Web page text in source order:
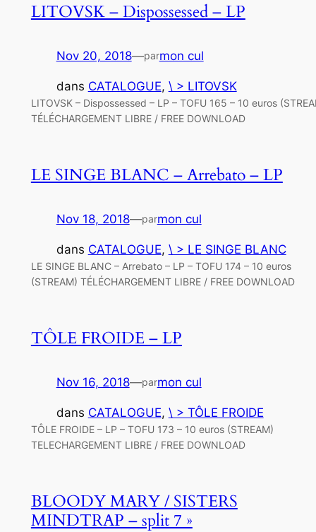
LITOVSK – Dispossessed – LP
Nov 20, 2018—parmon cul
dans CATALOGUE, \ > LITOVSK
LITOVSK – Dispossessed – LP – TOFU 165 – 10 euros
TÉLÉCHARGEMENT LIBRE / FREE DOWNLOAD
LE SINGE BLANC – Arrebato – LP
Nov 18, 2018—parmon cul
dans CATALOGUE, \ > LE SINGE BLANC
LE SINGE BLANC – Arrebato – LP – TOFU 174 – 10 euros
(STREAM) TÉLÉCHARGEMENT LIBRE / FREE DOWNLOAD
TÔLE FROIDE – LP
Nov 16, 2018—parmon cul
dans CATALOGUE, \ > TÔLE FROIDE
TÔLE FROIDE – LP – TOFU 173 – 10 euros (STREAM)
TELECHARGEMENT LIBRE / FREE DOWNLOAD
BLOODY MARY / SISTERS
MINDTRAP – split 7 »